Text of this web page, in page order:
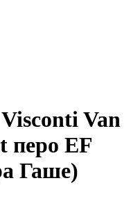
Van
перо EF
Гаше)